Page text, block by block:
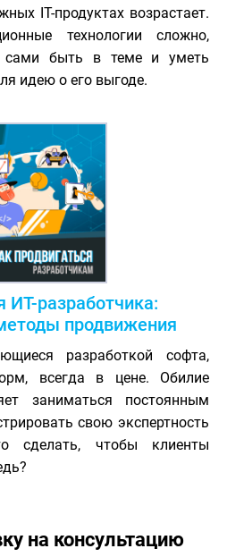
IT-продуктах возрастает.
технологии сложно,
сами быть в теме и уметь
идею о его выгоде.
ИТ-разработчика:
продвижения
разработкой софта,
всегда в цене. Обилие
заниматься постоянным
свою экспертность
сделать, чтобы клиенты
на консультацию